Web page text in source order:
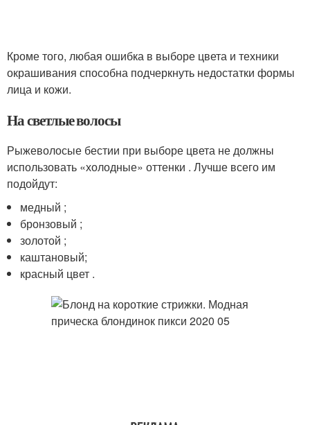
Кроме того, любая ошибка в выборе цвета и техники
окрашивания способна подчеркнуть недостатки формы
лица и кожи.
На светлые волосы
Рыжеволосые бестии при выборе цвета не должны
использовать «холодные» оттенки . Лучше всего им
подойдут:
медный ;
бронзовый ;
золотой ;
каштановый;
красный цвет .